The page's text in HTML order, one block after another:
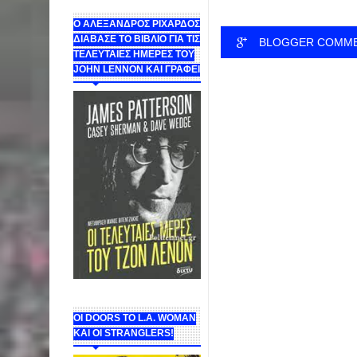
Ο ΑΛΕΞΑΝΔΡΟΣ ΡΙΧΑΡΔΟΣ
ΔΙΑΒΑΣΕ ΤΟ ΒΙΒΛΙΟ ΓΙΑ ΤΙΣ
ΤΕΛΕΥΤΑΙΕΣ ΗΜΕΡΕΣ ΤΟΥ
JOHN LENNON ΚΑΙ ΓΡΑΦΕΙ
ΟΙ DOORS ΤΟ L.A. WOMAN
KAI OI STRANGLERS!
BLOGGER